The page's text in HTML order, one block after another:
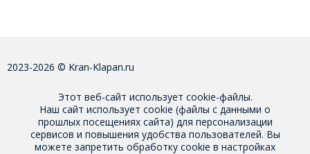
2023-2026 © Kran-Klapan.ru
Этот веб-сайт использует cookie-файлы.
Наш сайт использует cookie (файлы с данными о
прошлых посещениях сайта) для персонализации
сервисов и повышения удобства пользователей. Вы
можете запретить обработку cookie в настройках